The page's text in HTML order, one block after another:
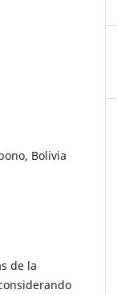
Bolivia
de la